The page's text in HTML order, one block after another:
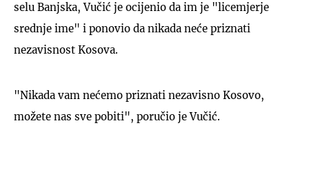
selu Banjska, Vučić je ocijenio da im je "licemjerje
srednje ime" i ponovio da nikada neće priznati
nezavisnost Kosova.
"Nikada vam nećemo priznati nezavisno Kosovo,
možete nas sve pobiti", poručio je Vučić.